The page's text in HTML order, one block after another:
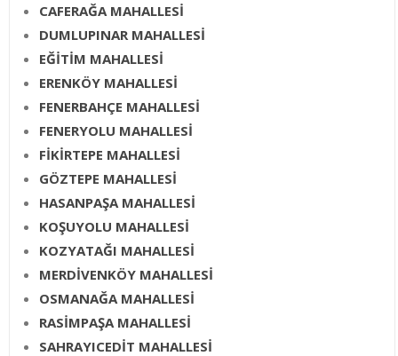
CAFERAĞA MAHALLESİ
DUMLUPINAR MAHALLESİ
EĞİTİM MAHALLESİ
ERENKÖY MAHALLESİ
FENERBAHÇE MAHALLESİ
FENERYOLU MAHALLESİ
FİKİRTEPE MAHALLESİ
GÖZTEPE MAHALLESİ
HASANPAŞA MAHALLESİ
KOŞUYOLU MAHALLESİ
KOZYATAĞI MAHALLESİ
MERDİVENKÖY MAHALLESİ
OSMANAĞA MAHALLESİ
RASİMPAŞA MAHALLESİ
SAHRAYICEDİT MAHALLESİ